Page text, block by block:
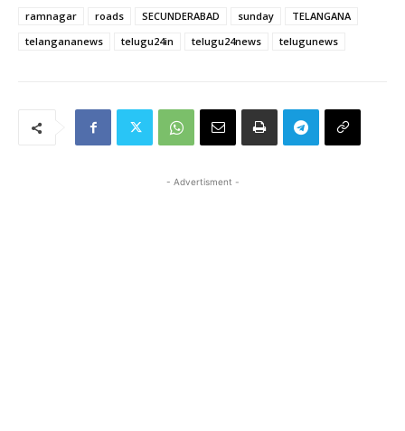
ramnagar
roads SECUNDERABAD sunday
TELANGANA
telangananews
telugu24in telugu24news telugunews
- Advertisment -